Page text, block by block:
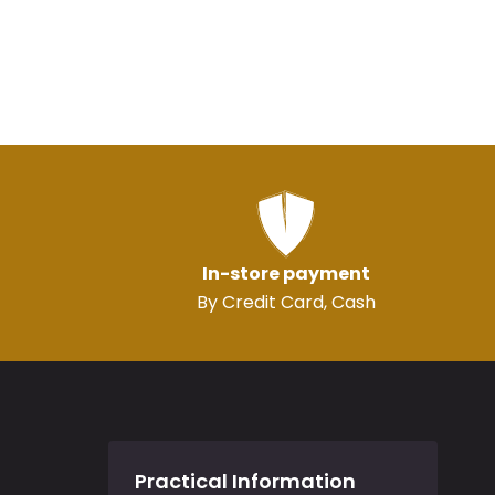
In-store payment
By Credit Card, Cash
Practical Information